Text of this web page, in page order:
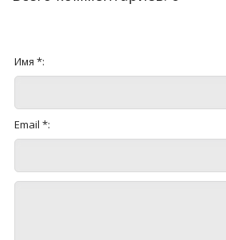
Имя *:
Email *: